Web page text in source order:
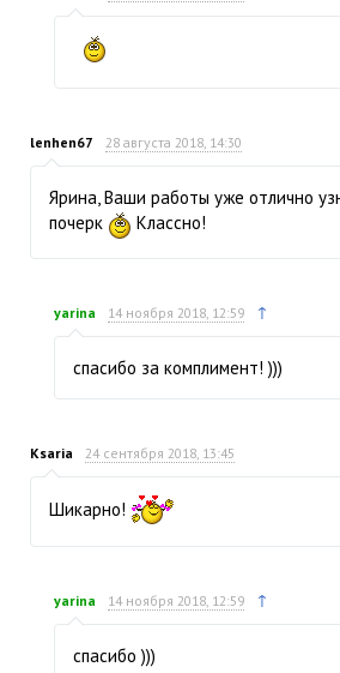
lenhen67 28 августа 2018, 14:30
Ярина, Ваши работы уже отлично
почерк
Классно!
yarina 14 ноября 2018, 12:59 ↑
спасибо за комплимент! )))
Ksaria 24 сентября 2018, 13:45
Шикарно!
yarina 14 ноября 2018, 12:59 ↑
спасибо )))